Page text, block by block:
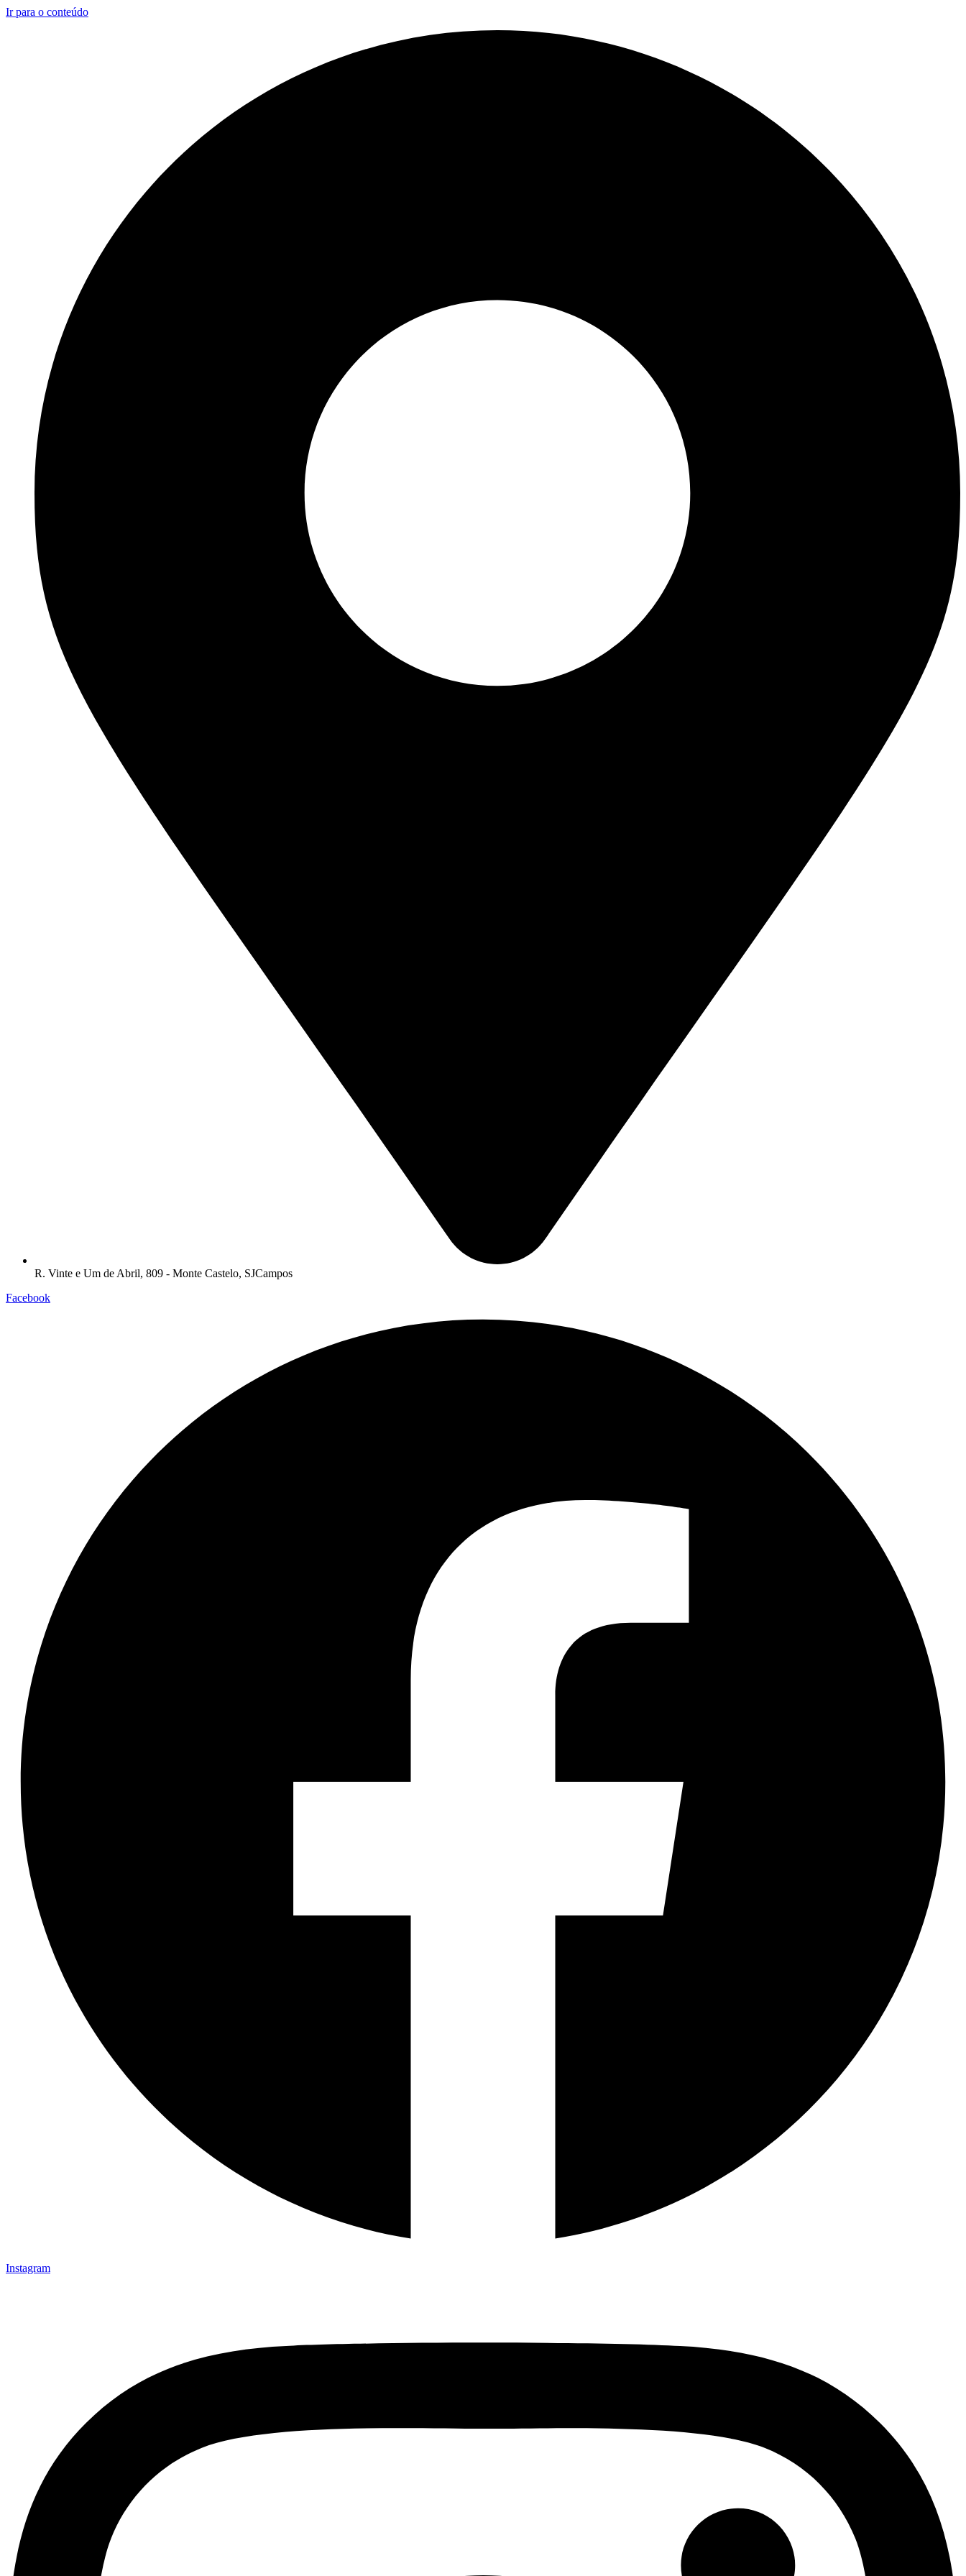
Ir para o conteúdo
R. Vinte e Um de Abril, 809 - Monte Castelo, SJCampos
Facebook
Instagram